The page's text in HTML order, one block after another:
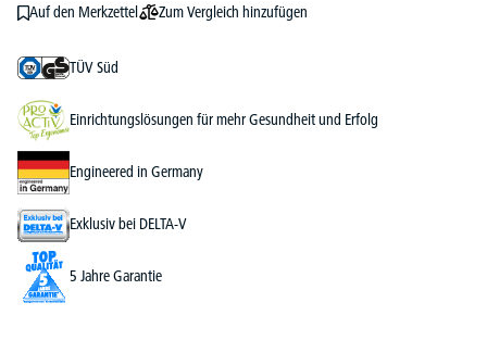
Auf den Merkzettel Zum Vergleich hinzufügen
TÜV Süd
Einrichtungslösungen für mehr Gesundheit und Erfolg
Engineered in Germany
Exklusiv bei DELTA-V
5 Jahre Garantie